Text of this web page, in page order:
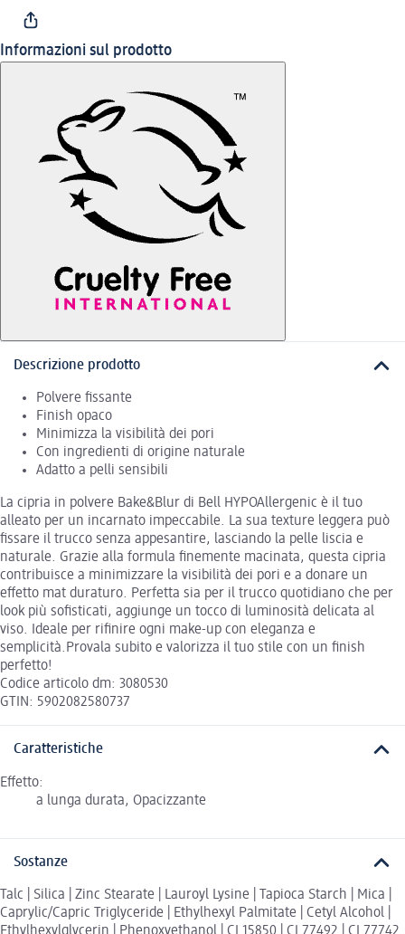
Informazioni sul prodotto
Descrizione prodotto
Polvere fissante
Finish opaco
Minimizza la visibilità dei pori
Con ingredienti di origine naturale
Adatto a pelli sensibili
La cipria in polvere Bake&Blur di Bell HYPOAllergenic è il tuo
alleato per un incarnato impeccabile. La sua texture leggera può
fissare il trucco senza appesantire, lasciando la pelle liscia e
naturale. Grazie alla formula finemente macinata, questa cipria
contribuisce a minimizzare la visibilità dei pori e a donare un
effetto mat duraturo. Perfetta sia per il trucco quotidiano che per
look più sofisticati, aggiunge un tocco di luminosità delicata al
viso. Ideale per rifinire ogni make-up con eleganza e
semplicità.Provala subito e valorizza il tuo stile con un finish
perfetto!
Codice articolo dm: 3080530
GTIN: 5902082580737
Caratteristiche
Effetto:
a lunga durata, Opacizzante
Sostanze
Talc | Silica | Zinc Stearate | Lauroyl Lysine | Tapioca Starch | Mica |
Caprylic/Capric Triglyceride | Ethylhexyl Palmitate | Cetyl Alcohol |